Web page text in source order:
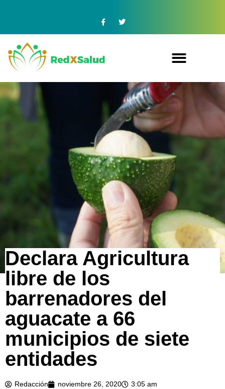
Declara Agricultura
libre de los
barrenadores del
aguacate a 66
municipios de siete
entidades
Redacción noviembre 26, 2020 3:05 am